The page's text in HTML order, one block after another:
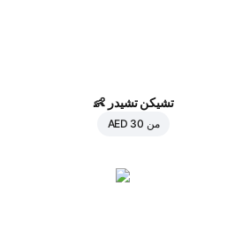
تشيكن تشيدر 👶
من AED 30